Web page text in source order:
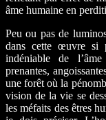
âme humaine en
Peu ou pas de
dans cette œuvre si
indéniable de
prenantes,
une forêt où la
vision de la vie se
les méfaits des êtres